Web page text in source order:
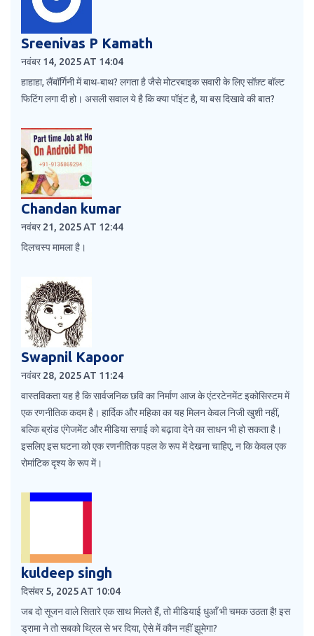
Sreenivas P Kamath
नवंबर 14, 2025 AT 14:04
हाहाहा, लैंबॉर्गिनी में बाथ‑बाथ? लगता है जैसे मोटरबाइक सवारी के लिए सॉफ़्ट बॉल्ट
फिटिंग लगा दी हो। असली सवाल ये है कि क्या पॉइंट है, या बस दिखावे की बात?
Chandan kumar
नवंबर 21, 2025 AT 12:44
दिलचस्प मामला है।
Swapnil Kapoor
नवंबर 28, 2025 AT 11:24
वास्तविकता यह है कि सार्वजनिक छवि का निर्माण आज के एंटरटेनमेंट इकोसिस्टम में
एक रणनीतिक कदम है। हार्दिक और महिका का यह मिलन केवल निजी खुशी नहीं,
बल्कि ब्रांड एंगेजमेंट और मीडिया सगाई को बढ़ावा देने का साधन भी हो सकता है।
इसलिए इस घटना को एक रणनीतिक पहल के रूप में देखना चाहिए, न कि केवल एक
रोमांटिक दृश्य के रूप में।
kuldeep singh
दिसंबर 5, 2025 AT 10:04
जब दो सूजन वाले सितारे एक साथ मिलते हैं, तो मीडियाई धुआँ भी चमक उठता है! इस
ड्रामा ने तो सबको थ्रिल से भर दिया, ऐसे में कौन नहीं झूमेगा?